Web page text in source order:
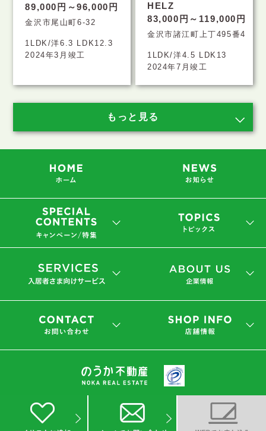
89,000円～96,000円
金沢市尾山町6-32
1LDK/洋6.3 LDK12.3
2024年3月竣工
HELZ
83,000円～119,000円
金沢市諸江町上丁495番4
1LDK/洋4.5 LDK13
2024年7月竣工
プライバシーポリシー
(C) 2019 NOKA REAL ESTATE Co.,Ltd.